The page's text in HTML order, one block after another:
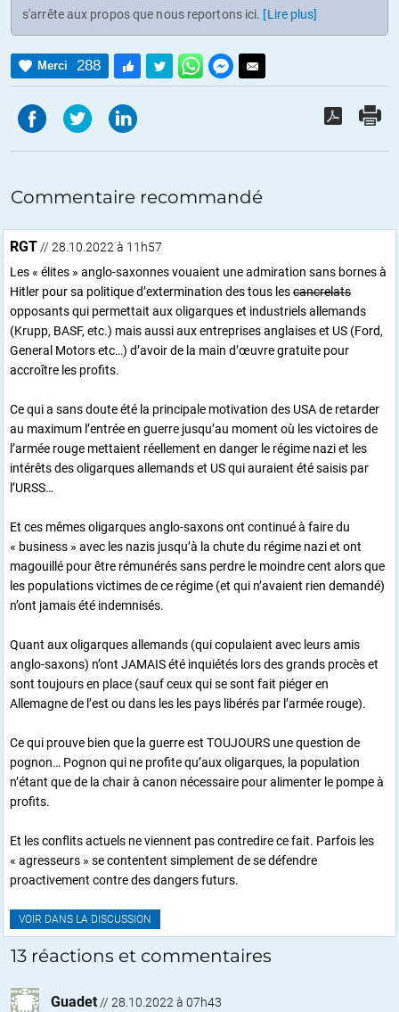
s'arrête aux propos que nous reportons ici. [Lire plus]
Merci 288
Commentaire recommandé
RGT // 28.10.2022 à 11h57
Les « élites » anglo-saxonnes vouaient une admiration sans bornes à
Hitler pour sa politique d’extermination des tous lescancrelats
opposants qui permettait aux oligarques et industriels allemands
(Krupp, BASF, etc.) mais aussi aux entreprises anglaises et US (Ford,
General Motors etc…) d’avoir de la main d’œuvre gratuite pour
accroître les profits.
Ce qui a sans doute été la principale motivation des USA de retarder
au maximum l’entrée en guerre jusqu’au moment où les victoires de
l’armée rouge mettaient réellement en danger le régime nazi et les
intérêts des oligarques allemands et US qui auraient été saisis par
l’URSS…
Et ces mêmes oligarques anglo-saxons ont continué à faire du
« business » avec les nazis jusqu’à la chute du régime nazi et ont
magouillé pour être rémunérés sans perdre le moindre cent alors que
les populations victimes de ce régime (et qui n’avaient rien demandé)
n’ont jamais été indemnisés.
Quant aux oligarques allemands (qui copulaient avec leurs amis
anglo-saxons) n’ont JAMAIS été inquiétés lors des grands procès et
sont toujours en place (sauf ceux qui se sont fait piéger en
Allemagne de l’est ou dans les les pays libérés par l’armée rouge).
Ce qui prouve bien que la guerre est TOUJOURS une question de
pognon… Pognon qui ne profite qu’aux oligarques, la population
n’étant que de la chair à canon nécessaire pour alimenter le pompe à
profits.
Et les conflits actuels ne viennent pas contredire ce fait. Parfois les
« agresseurs » se contentent simplement de se défendre
proactivement contre des dangers futurs.
VOIR DANS LA DISCUSSION
13 réactions et commentaires
Guadet // 28.10.2022 à 07h43